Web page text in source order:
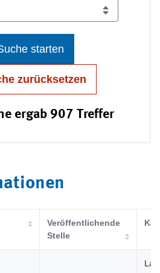
starten
zurücksetzen
ergab 907 Treffer
Veröffentlichende
Stelle